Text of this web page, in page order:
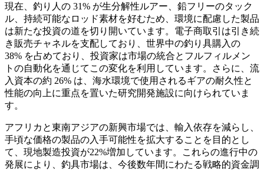
現在、釣り人の 31% が生分解性ルアー、鉛フリーのタック
ル、持続可能なロッド素材を好むため、環境に配慮した製品
は新たな投資の道を切り開いています。電子商取引は引き続
き販売チャネルを支配しており、世界中の釣り具購入の
38% を占めており、投資家は市場の統合とフルフィルメン
トの自動化を通じてこの変化を利用しています。さらに、流
入資本の約 26% は、海水環境で使用されるギアの耐久性と
性能の向上に重点を置いた研究開発施設に向けられていま
す。
アフリカと東南アジアの新興市場では、輸入依存を減らし、
手頃な価格の製品の入手可能性を拡大することを目的とし
て、現地製造投資が22%増加しています。これらの進行中の
発展により、釣具市場は、今後数年間にわたる戦略的資金調